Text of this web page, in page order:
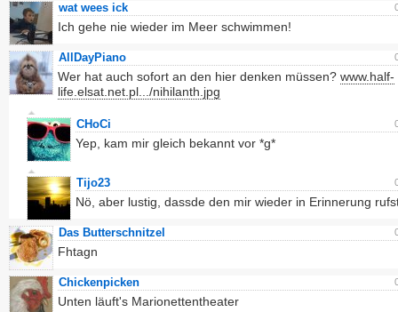
wat wees ick
Ich gehe nie wieder im Meer schwimmen!
AllDayPiano
Wer hat auch sofort an den hier denken müssen? www.half-
life.elsat.net.pl.../nihilanth.jpg
CHoCi
Yep, kam mir gleich bekannt vor *g*
Tijo23
Nö, aber lustig, dassde den mir wieder in Erinnerung
Das Butterschnitzel
Fhtagn
Chickenpicken
Unten läuft's Marionettentheater